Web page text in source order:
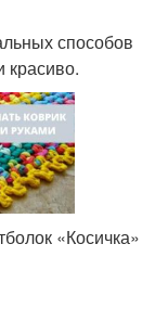
способов
красиво.
«Косичка»